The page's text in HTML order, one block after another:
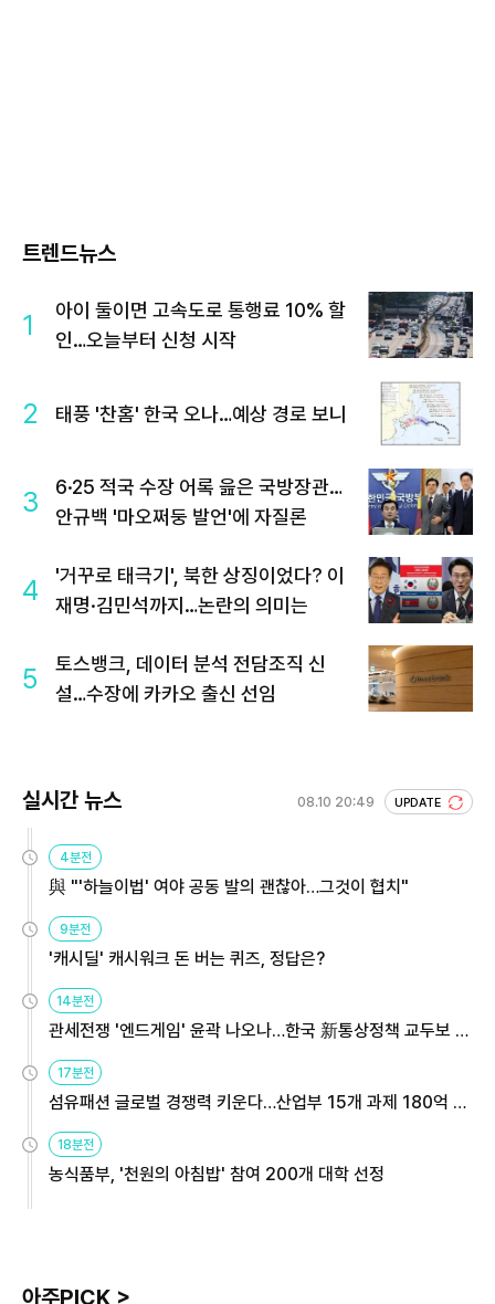
트렌드뉴스
1
아이 둘이면 고속도로 통행료 10% 할
인…오늘부터 신청 시작
2 태풍 '찬홈' 한국 오나…예상 경로 보니
3
6·25 적국 수장 어록 읊은 국방장관…
안규백 '마오쩌둥 발언'에 자질론
4
'거꾸로 태극기', 북한 상징이었다? 이
재명·김민석까지…논란의 의미는
5
토스뱅크, 데이터 분석 전담조직 신
설…수장에 카카오 출신 선임
실시간 뉴스 08.10 20:49 UPDATE
4분전
與 "'하늘이법' 여야 공동 발의 괜찮아…그것이 협치"
9분전
'캐시딜' 캐시워크 돈 버는 퀴즈, 정답은?
14분전
관세전쟁 '엔드게임' 윤곽 나오나…한국 新통상정책 교두보 활
용해야
17분전
섬유패션 글로벌 경쟁력 키운다…산업부 15개 과제 180억 지
원
18분전
농식품부, '천원의 아침밥' 참여 200개 대학 선정
아주PICK >